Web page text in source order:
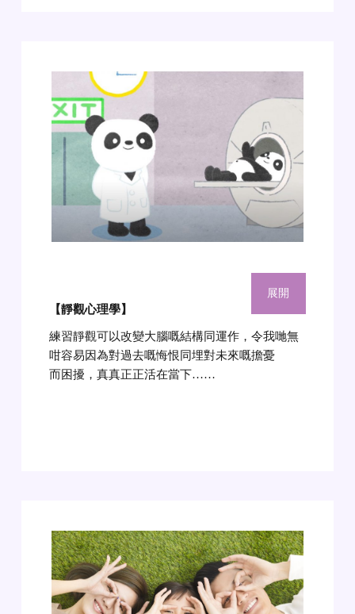
【靜觀心理學】
練習靜觀可以改變大腦嘅結構同運作，令我哋無
咁容易因為對過去嘅悔恨同埋對未來嘅擔憂
而困擾，真真正正活在當下……
展開